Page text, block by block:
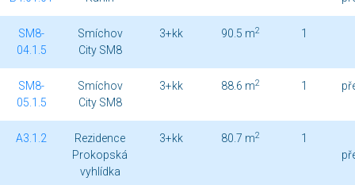
SM8-
04.1.5
Smíchov
City SM8
3+kk 90.5 m2 1
SM8-
05.1.5
Smíchov
City SM8
3+kk 88.6 m2 1
A3.1.2
Rezidence
Prokopská
vyhlídka
3+kk 80.7 m2
1